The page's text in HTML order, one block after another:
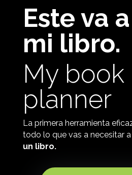
Este va
mi libro.
My book
planner
La primera herramienta
todo lo que vas a necesitar
un libro.